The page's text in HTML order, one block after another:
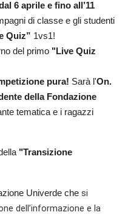
6 aprile e fino all’11
di classe e gli studenti
Quiz” 1vs1!
del primo "Live Quiz
pura! Sarà l'On.
della Fondazione
tematica e i ragazzi
"Transizione
Univerde che si
dell’informazione e la